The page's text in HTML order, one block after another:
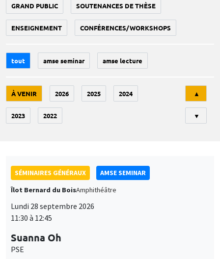
GRAND PUBLIC SOUTENANCES DE THÈSE
ENSEIGNEMENT CONFÉRENCES/WORKSHOPS
tout amse seminar amse lecture
À VENIR 2026 2025 2024
2023 2022
▲
▼
SÉMINAIRES GÉNÉRAUX
AMSE SEMINAR
Îlot Bernard du BoisAmphithéâtre
Lundi 28 septembre 2026
11:30 à 12:45
Suanna Oh
PSE